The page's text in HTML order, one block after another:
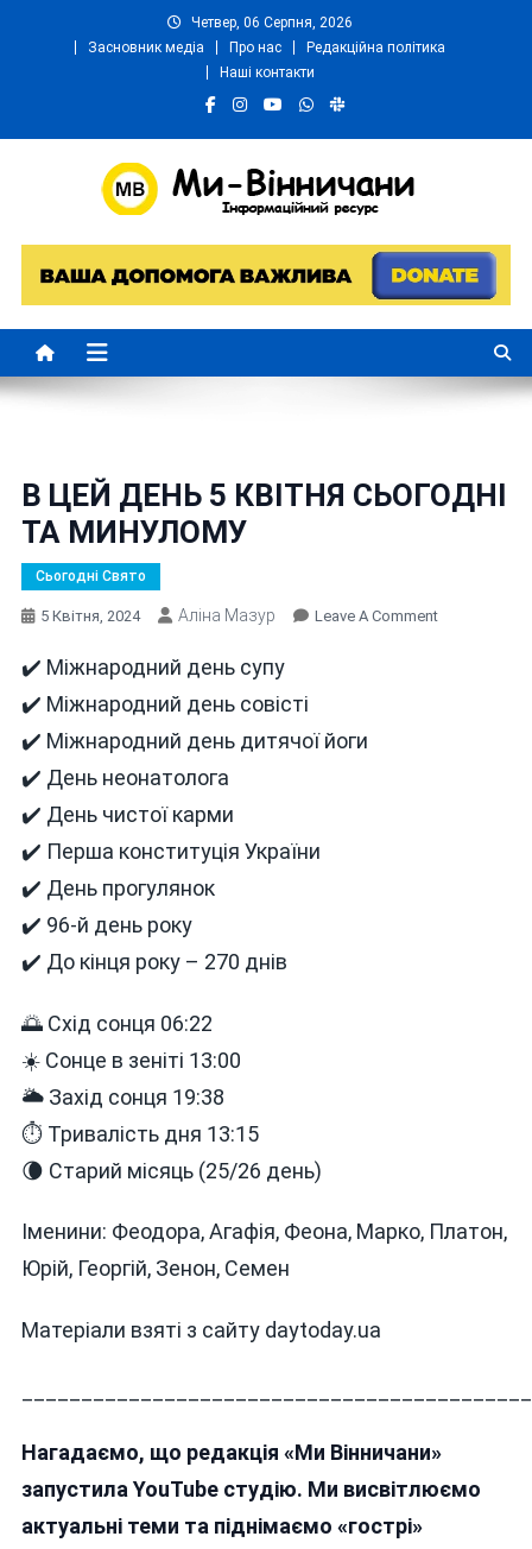
Четвер, 06 Серпня, 2026
Засновник медіа
Про нас
Редакційна політика
Наші контакти
Ми Вінничани
В ЦЕЙ ДЕНЬ 5 КВІТНЯ СЬОГОДНІ
ТА МИНУЛОМУ
Сьогодні Свято
5 Квітня, 2024 Аліна Мазур Leave A CommentOn
✔️ Міжнародний день супу
✔️ Міжнародний день совісті
✔️ Міжнародний день дитячої йоги
✔️ День неонатолога
✔️ День чистої карми
✔️ Перша конституція України
✔️ День прогулянок
✔️ 96-й день року
✔️ До кінця року – 270 днів
🌅 Схід сонця 06:22
☀️ Сонце в зеніті 13:00
🌥 Захід сонця 19:38
⏱ Тривалість дня 13:15
🌘 Старий місяць (25/26 день)
Іменини: Феодора, Агафія, Феона, Марко, Платон,
Юрій, Георгій, Зенон, Семен
Матеріали взяті з сайту daytoday.ua
Нагадаємо, що редакція «Ми Вінничани»
запустила YouTube студію. Ми висвітлюємо
актуальні теми та піднімаємо «гострі»